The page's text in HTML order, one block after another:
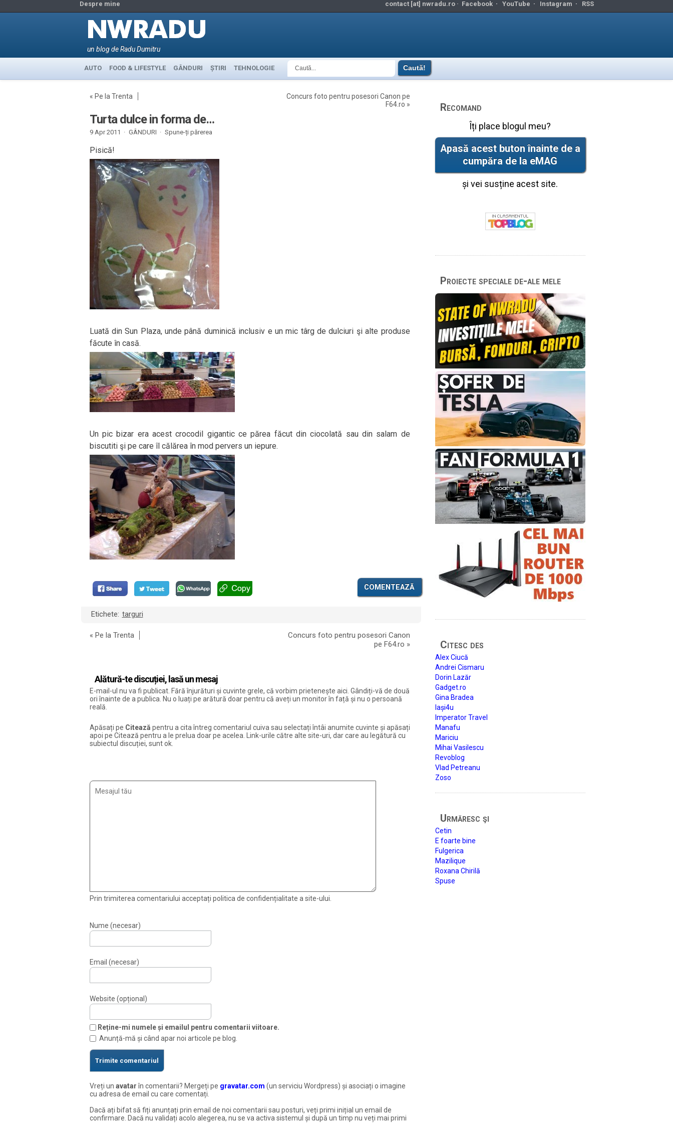
Despre mine contact [at] nwradu.ro · Facebook· YouTube · Instagram · RSS
un blog de Radu Dumitru
AUTO FOOD & LIFESTYLE GÂNDURI ȘTIRI TEHNOLOGIE
« Pe la Trenta
Concurs foto pentru posesori Canon pe
F64.ro »
Turta dulce in forma de…
9 Apr 2011 · GÂNDURI · Spune-ți părerea
Pisică!
Luată din Sun Plaza, unde până duminică inclusiv e un mic târg de dulciuri şi alte produse
făcute în casă.
Un pic bizar era acest crocodil gigantic ce părea făcut din ciocolată sau din salam de
biscutiti şi pe care îl călărea în mod pervers un iepure.
COMENTEAZĂ
Etichete: targuri
« Pe la Trenta
Concurs foto pentru posesori Canon
pe F64.ro »
Alătură-te discuției, lasă un mesaj
E-mail-ul nu va fi publicat. Fără înjurături și cuvinte grele, că vorbim prietenește aici. Gândiți-vă de două
ori înainte de a publica. Nu o luați pe arătură doar pentru că aveți un monitor în față și nu o persoană
reală.
Apăsați pe Citează pentru a cita întreg comentariul cuiva sau selectați întâi anumite cuvinte și apăsați
apoi pe Citează pentru a le prelua doar pe acelea. Link-urile către alte site-uri, dar care au legătură cu
subiectul discuției, sunt ok.
Prin trimiterea comentariului acceptați politica de confidențialitate a site-ului.
Nume (necesar)
Email (necesar)
Website (opțional)
Reține-mi numele și emailul pentru comentarii viitoare.
Anunță-mă și când apar noi articole pe blog.
Vreți un avatarîn comentarii? Mergeți pe gravatar.com (un serviciu Wordpress) și asociați o imagine
cu adresa de email cu care comentați.
Dacă ați bifat să fiți anunțați prin email de noi comentarii sau posturi, veți primi inițial un email de
confirmare. Dacă nu validați acolo alegerea, nu se va activa sistemul și după un timp nu veți mai primi
Recomand
Îți place blogul meu?
Apasă acest buton înainte de a
cumpăra de la eMAG
și vei susține acest site.
Proiecte speciale de-ale mele
Citesc des
Alex Ciucă
Andrei Cismaru
Dorin Lazăr
Gadget.ro
Gina Bradea
Iași4u
Imperator Travel
Manafu
Mariciu
Mihai Vasilescu
Revoblog
Vlad Petreanu
Zoso
Urmăresc şi
Cetin
E foarte bine
Fulgerica
Mazilique
Roxana Chirilă
Spuse